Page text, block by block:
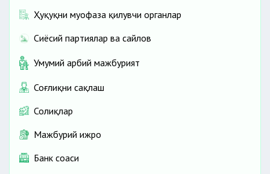
Ҳуқуқни муҳофаза қилувчи органлар
Сиёсий партиялар ва сайлов
Умумий ҳарбий мажбурият
Соғлиқни сақлаш
Солиқлар
Мажбурий ижро
Банк соҳаси